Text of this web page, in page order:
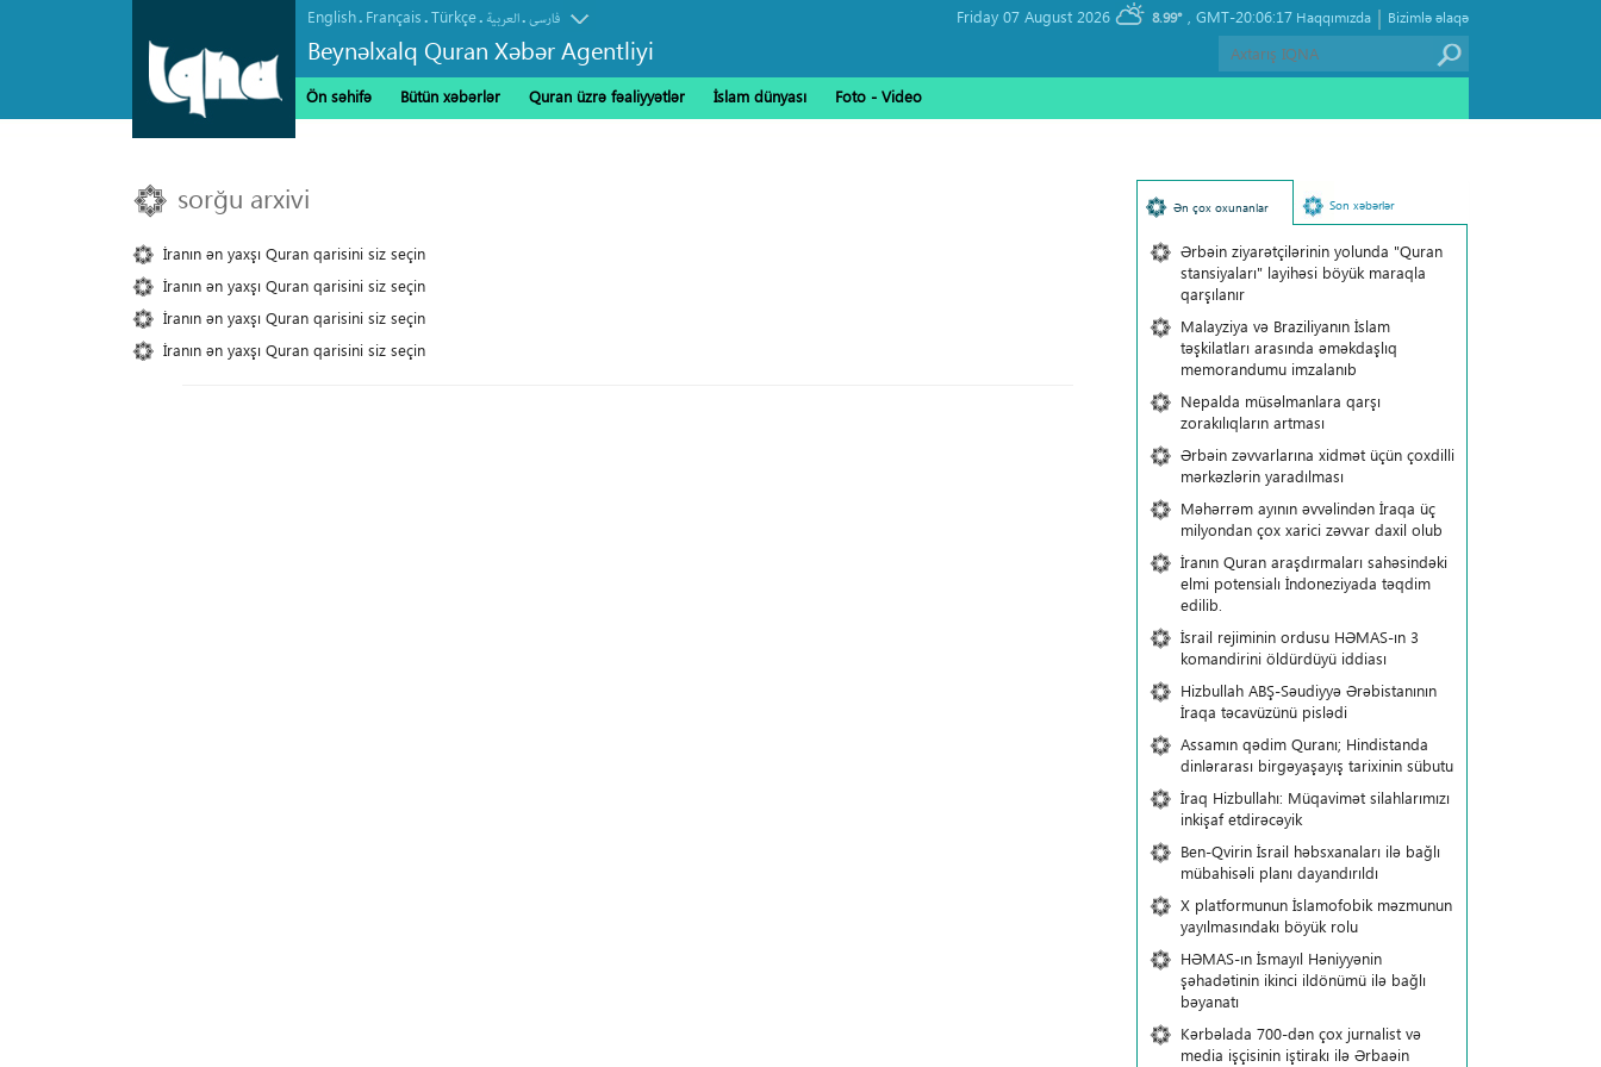
English. Français.Türkçe. العربیة.فارسی
Beynəlxalq Quran Xəbər Agentliyi
GMT-20:06:17
8.99° Bizimlə əlaqə
|
Haqqımızda
Ön səhifə Bütün xəbərlər Quran üzrə fəaliyyətlər İslam dünyası Foto - Video
sorğu arxivi
İranın ən yaxşı Quran qarisini siz seçin
İranın ən yaxşı Quran qarisini siz seçin
İranın ən yaxşı Quran qarisini siz seçin
İranın ən yaxşı Quran qarisini siz seçin
Ən çox oxunanlar Son xəbərlər
Ərbəin ziyarətçilərinin yolunda "Quran
stansiyaları" layihəsi böyük maraqla
qarşılanır
Malayziya və Braziliyanın İslam
təşkilatları arasında əməkdaşlıq
memorandumu imzalanıb
Nepalda müsəlmanlara qarşı
zorakılıqların artması
Ərbəin zəvvarlarına xidmət üçün çoxdilli
mərkəzlərin yaradılması
Məhərrəm ayının əvvəlindən İraqa üç
milyondan çox xarici zəvvar daxil olub
İranın Quran araşdırmaları sahəsindəki
elmi potensialı İndoneziyada təqdim
edilib.
İsrail rejiminin ordusu HƏMAS-ın 3
komandirini öldürdüyü iddiası
Hizbullah ABŞ-Səudiyyə Ərəbistanının
İraqa təcavüzünü pislədi
Assamın qədim Quranı; Hindistanda
dinlərarası birgəyaşayış tarixinin sübutu
İraq Hizbullahı: Müqavimət silahlarımızı
inkişaf etdirəcəyik
Ben-Qvirin İsrail həbsxanaları ilə bağlı
mübahisəli planı dayandırıldı
X platformunun İslamofobik məzmunun
yayılmasındakı böyük rolu
HƏMAS-ın İsmayıl Həniyyənin
şəhadətinin ikinci ildönümü ilə bağlı
bəyanatı
Kərbəlada 700-dən çox jurnalist və
media işçisinin iştirakı ilə Ərbaəin